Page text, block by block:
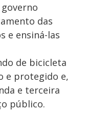
das
e ensiná-las
de bicicleta
e protegido e,
e terceira
público.